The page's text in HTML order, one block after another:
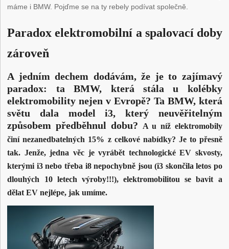
máme i BMW. Pojďme se na ty rebely podívat společně.
Paradox elektromobilní a spalovací doby
zároveň
A jedním dechem dodávám, že je to zajímavý
paradox: ta BMW, která stála u kolébky
elektromobility nejen v Evropě? Ta BMW, která
světu dala model i3, který neuvěřitelným
způsobem předběhnul dobu?
A u níž elektromobily
činí nezanedbatelných 15% z celkové nabídky? Je to přesně
tak. Jenže, jedna věc je vyrábět technologické EV skvosty,
kterými i3 nebo třeba i8 nepochybně jsou (i3 skončila letos po
dlouhých 10 letech výroby!!!), elektromobilitou se bavit a
dělat EV nejlépe, jak umíme.